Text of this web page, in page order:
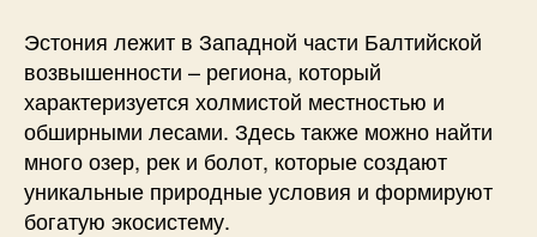
Эстония лежит в Западной части Балтийской
возвышенности – региона, который
характеризуется холмистой местностью и
обширными лесами. Здесь также можно найти
много озер, рек и болот, которые создают
уникальные природные условия и формируют
богатую экосистему.